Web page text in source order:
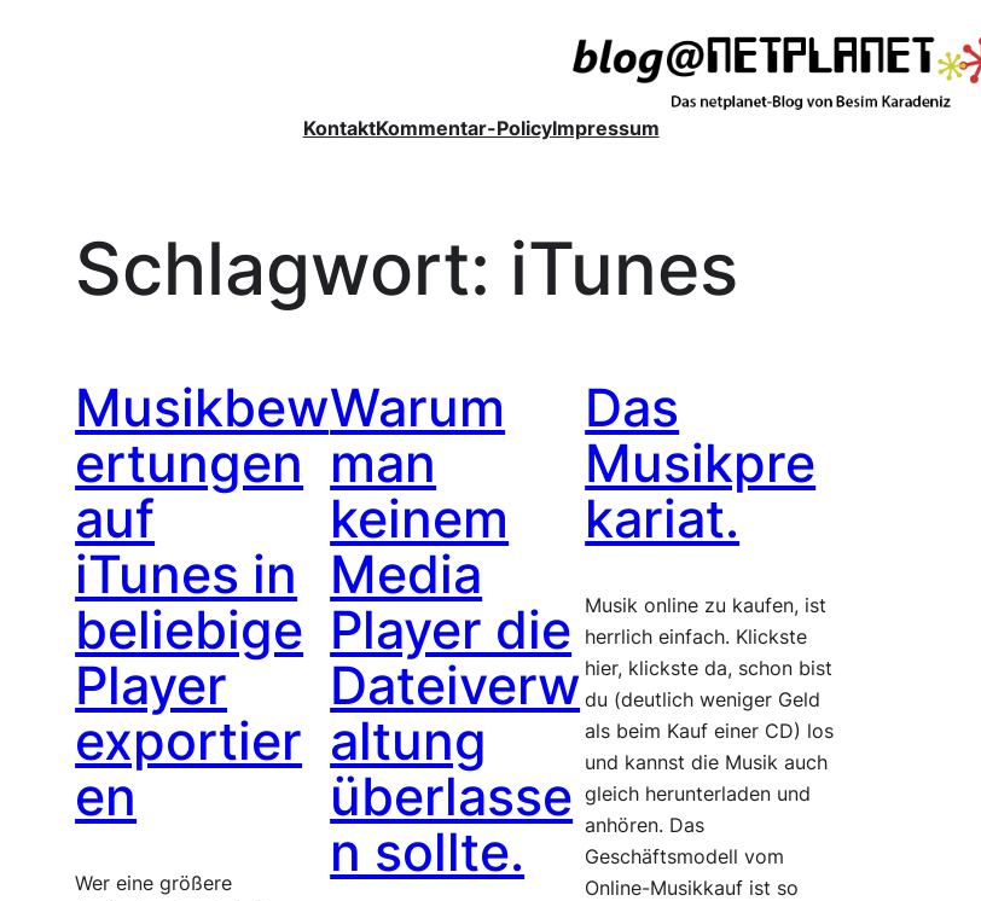
KontaktKommentar-PolicyImpressum
Schlagwort: iTunes
Musikbew
ertungen
auf
iTunes in
beliebige
Player
exportier
en
Wer eine größere
Warum
man
keinem
Media
Player die
Dateiverw
altung
überlasse
n sollte.
Das
Musikpre
kariat.
Musik online zu kaufen, ist
herrlich einfach. Klickste
hier, klickste da, schon bist
du (deutlich weniger Geld
als beim Kauf einer CD) los
und kannst die Musik auch
gleich herunterladen und
anhören. Das
Geschäftsmodell vom
Online-Musikkauf ist so